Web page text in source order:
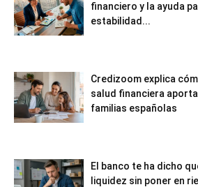
financiero y la ayuda
estabilidad...
Credizoom explica
salud financiera
familias españolas
El banco te ha dicho
liquidez sin poner en